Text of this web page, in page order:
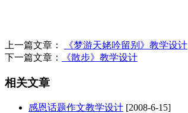
上一篇文章：
《梦游天姥吟留别》教学设计
下一篇文章：
《散步》教学设计
相关文章
感恩话题作文教学设计 [2008-6-15]